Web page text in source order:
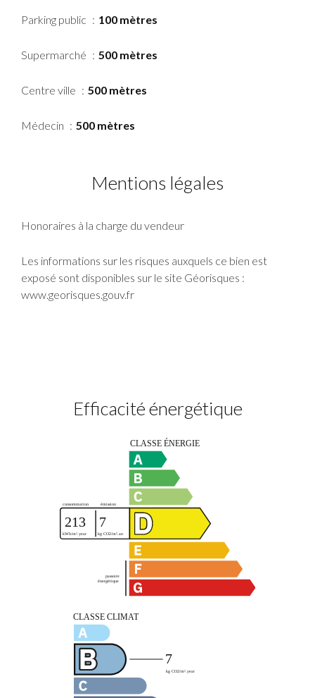
Parking public 100 mètres
Supermarché 500 mètres
Centre ville 500 mètres
Médecin 500 mètres
Mentions légales
Honoraires à la charge du vendeur
Les informations sur les risques auxquels ce bien est
exposé sont disponibles sur le site Géorisques :
www.georisques.gouv.fr
Efficacité énergétique